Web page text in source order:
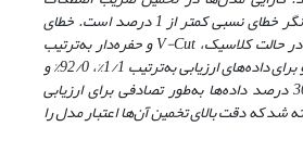
ارزیابی شد که نتایج بیانگر خطای نسبی کمتر از 1 درصد است. خطای
حالت کلاسیک،V-Cutو حفره‌دار به‌ترتیب
75/0%، 57/0% و 52/0% و برای داده‌های ارزیابی به‌ترتیب 1/1%، 92/0% و
30 درصد داده‌ها به‌طور تصادفی برای ارزیابی
که دقت بالای تخمین آن‌ها اعتبار مدل را